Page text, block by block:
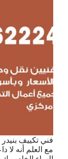
فني تكييف
مع العلم أنه لا